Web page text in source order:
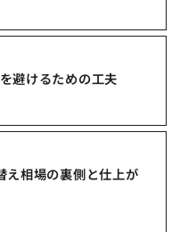
避けるための工夫
え相場の裏側と仕上が